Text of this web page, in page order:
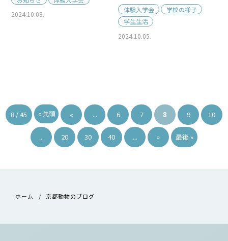
2024.10.08.
体験入学会
学校の様子
学生生活
2024.10.05.
8 / 45 « 先頭 « ... 6 7 8 9 10
... 20 30 40 ... » 最後 »
ホーム 京都動物のブログ